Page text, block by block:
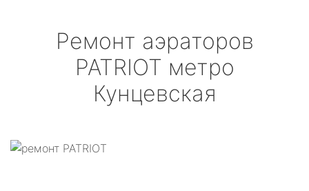
Ремонт аэраторов
PATRIOT метро
Кунцевская